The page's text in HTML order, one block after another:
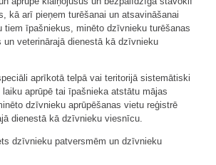
kā arī pieņem turēšanai un atsavināšanai
tiem īpašniekus, minēto dzīvnieku turēšanas
un veterinārajā dienestā kā dzīvnieku
aprīkotā telpā vai teritorijā sistemātiski
aprūpē tai īpašnieka atstātu mājas
dzīvnieku aprūpēšanas vietu reģistrē
dienestā kā dzīvnieku viesnīcu.
dzīvnieku patversmēm un dzīvnieku